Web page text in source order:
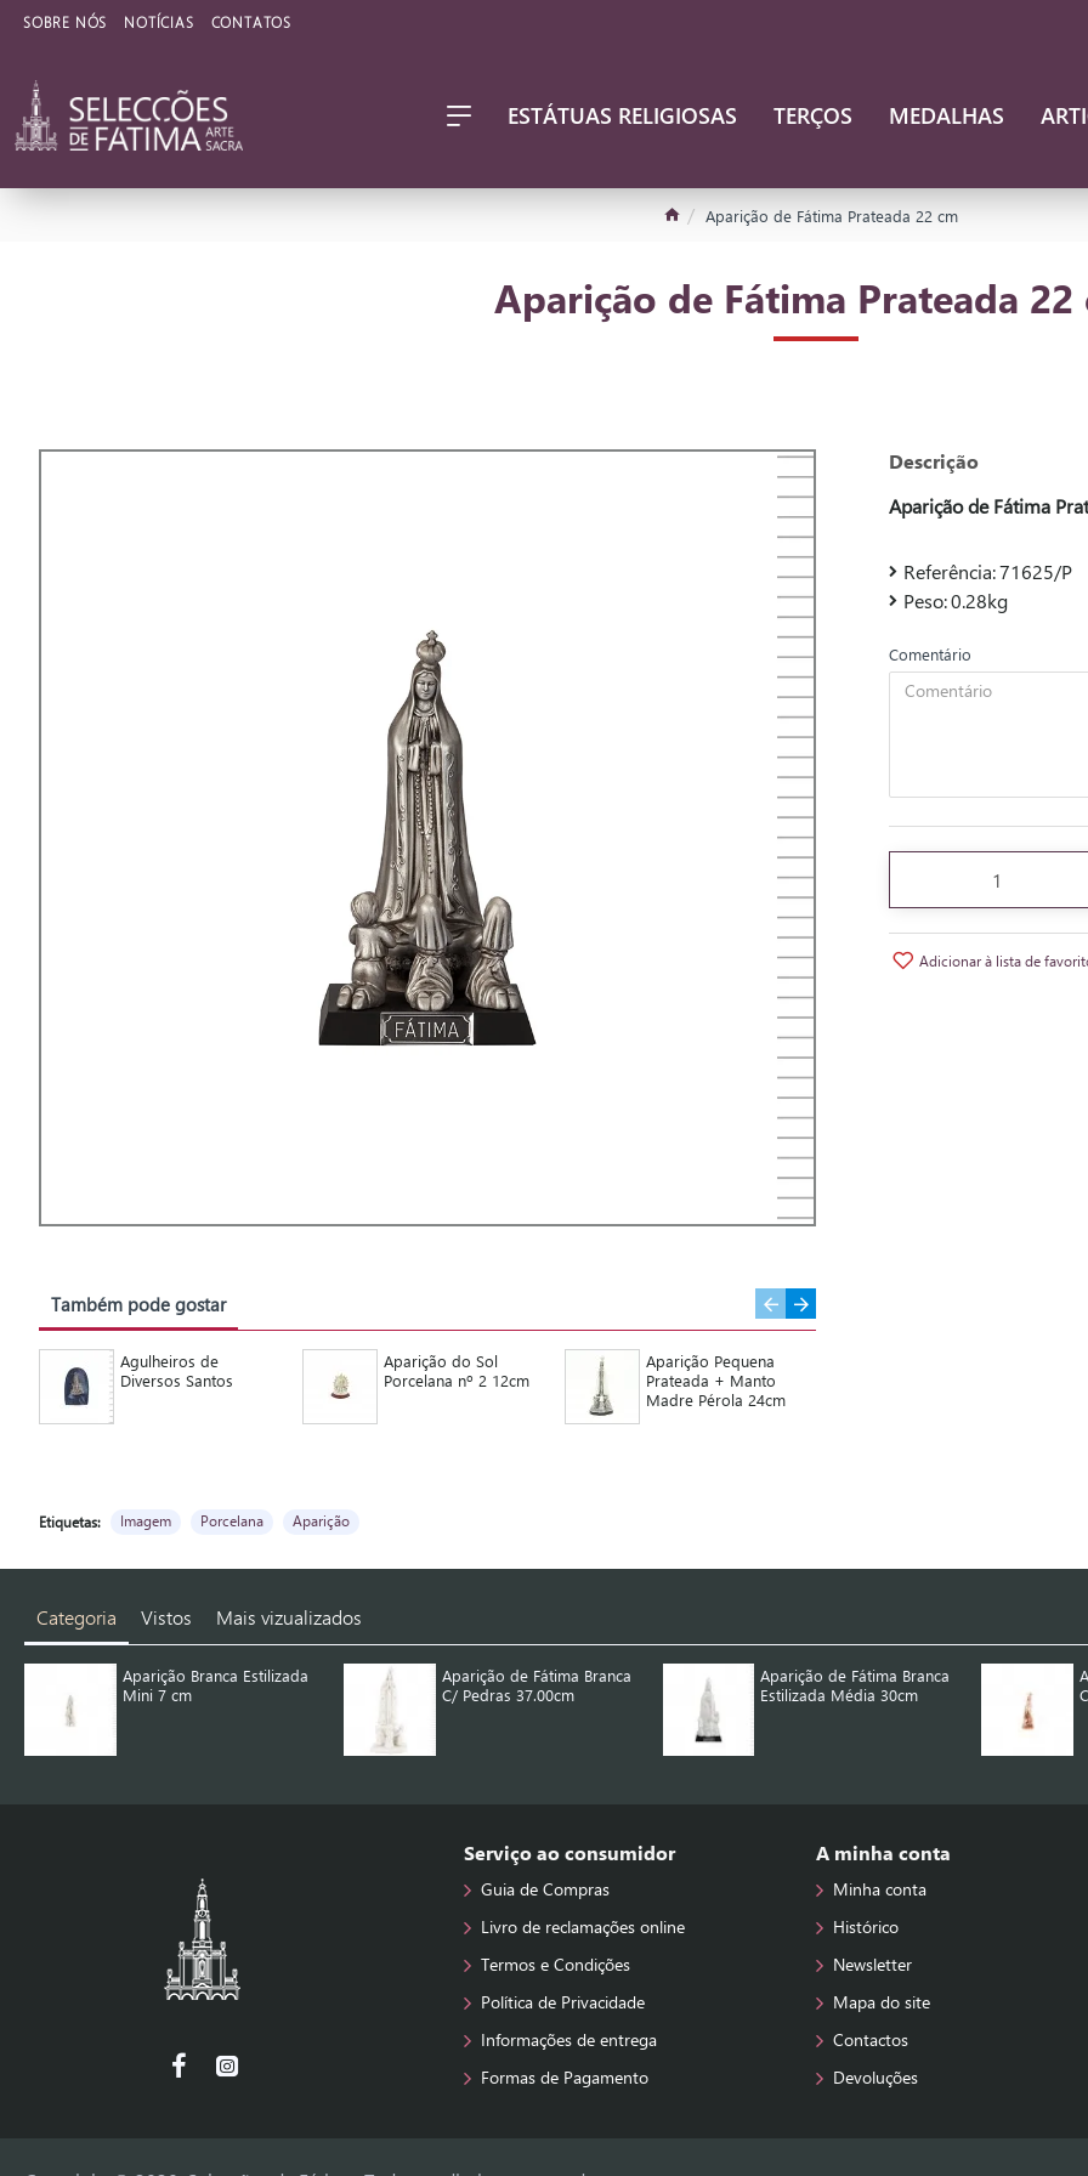
SOBRE NÓS NOTÍCIAS CONTATOS
ESTÁTUAS RELIGIOSAS TERÇOS MEDALHAS
Aparição de Fátima Prateada 22 cm
Aparição de Fátima Prateada 22
Também pode gostar
Agulheiros de
Diversos Santos
Aparição do Sol
Porcelana nº 2 12cm
Aparição Pequena
Prateada + Manto
Madre Pérola 24cm
Descrição
Aparição de Fátima
Referência:71625/P
Peso:0.28kg
Comentário
Adicionar à lista de
Etiquetas: Imagem Porcelana Aparição
Categoria Vistos Mais vizualizados
Aparição Branca Estilizada
Mini 7 cm
Aparição de Fátima Branca
C/ Pedras 37.00cm
Aparição de Fátima Branca
Estilizada Média 30cm
Serviço ao consumidor
Guia de Compras
Livro de reclamações online
Termos e Condições
Política de Privacidade
Informações de entrega
Formas de Pagamento
A minha conta
Minha conta
Histórico
Newsletter
Mapa do site
Contactos
Devoluções